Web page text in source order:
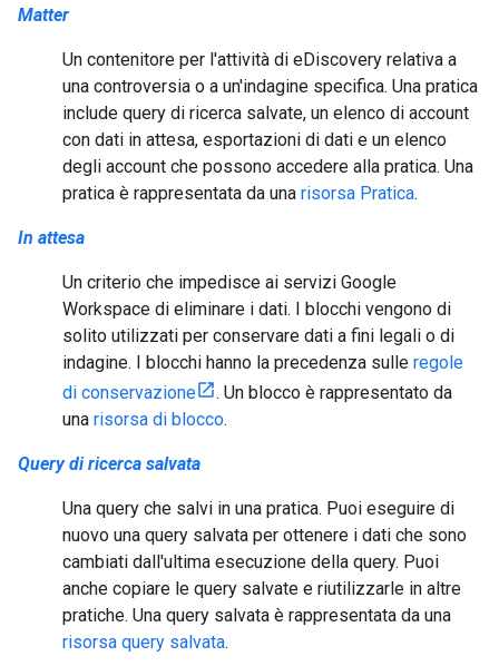
Matter
Un contenitore per l'attività di eDiscovery relativa a
una controversia o a un'indagine specifica. Una pratica
include query di ricerca salvate, un elenco di account
con dati in attesa, esportazioni di dati e un elenco
degli account che possono accedere alla pratica. Una
pratica è rappresentata da una risorsa Pratica.
In attesa
Un criterio che impedisce ai servizi Google
Workspace di eliminare i dati. I blocchi vengono di
solito utilizzati per conservare dati a fini legali o di
indagine. I blocchi hanno la precedenza sulle regole
di conservazione
. Un blocco è rappresentato da
una risorsa di blocco.
Query di ricerca salvata
Una query che salvi in una pratica. Puoi eseguire di
nuovo una query salvata per ottenere i dati che sono
cambiati dall'ultima esecuzione della query. Puoi
anche copiare le query salvate e riutilizzarle in altre
pratiche. Una query salvata è rappresentata da una
risorsa query salvata.